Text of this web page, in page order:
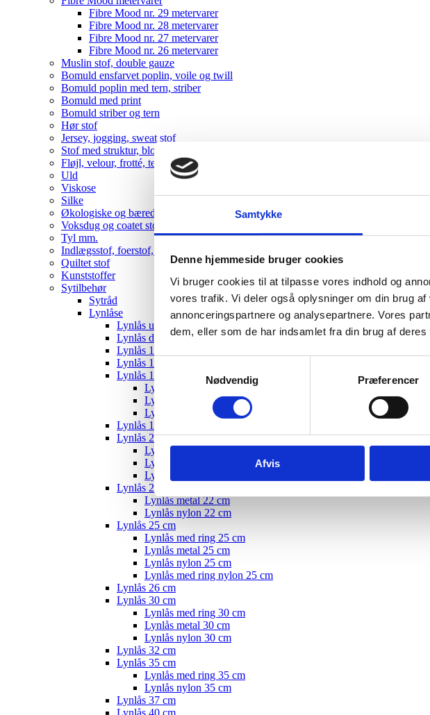
Samtykke
Denne hjemmeside bruger cookies
Vi bruger cookies til at tilpasse vores indhold og
vores trafik. Vi deler også oplysninger om din brug
annonceringspartnere og analysepartnere. Vores
dem, eller som de har indsamlet fra din brug af deres
Nødvendig
Præferencer
Afvis
Fibre Mood nr. 29 metervarer
Fibre Mood nr. 28 metervarer
Fibre Mood nr. 27 metervarer
Fibre Mood nr. 26 metervarer
Muslin stof, double gauze
Bomuld ensfarvet poplin, voile og twill
Bomuld poplin med tern, striber
Bomuld med print
Bomuld striber og tern
Hør stof
Jersey, jogging, sweat stof
Stof med struktur, blonde, bæk-og-bølge mm
Fløjl, velour, frotté, teddy
Uld
Viskose
Silke
Økologiske og bæredygtige metervarer
Voksdug og coatet stof
Tyl mm.
Indlægsstof, foerstof, fleece
Quiltet stof
Kunststoffer
Sytilbehør
Sytråd
Lynlåse
Lynlås usynlig
Lynlås delbar
Lynlås 12 cm
Lynlås 15 cm
Lynlås 18 cm
Lynlås med ring 18 cm
Lynlås nylon 18 cm
Lynlås metal 18 cm
Lynlås 19 cm
Lynlås 20 cm
Lynlås med ring 20 cm
Lynlås metal 20 cm
Lynlås nylon 20 cm
Lynlås 22 cm
Lynlås metal 22 cm
Lynlås nylon 22 cm
Lynlås 25 cm
Lynlås med ring 25 cm
Lynlås metal 25 cm
Lynlås nylon 25 cm
Lynlås med ring nylon 25 cm
Lynlås 26 cm
Lynlås 30 cm
Lynlås med ring 30 cm
Lynlås metal 30 cm
Lynlås nylon 30 cm
Lynlås 32 cm
Lynlås 35 cm
Lynlås med ring 35 cm
Lynlås nylon 35 cm
Lynlås 37 cm
Lynlås 40 cm